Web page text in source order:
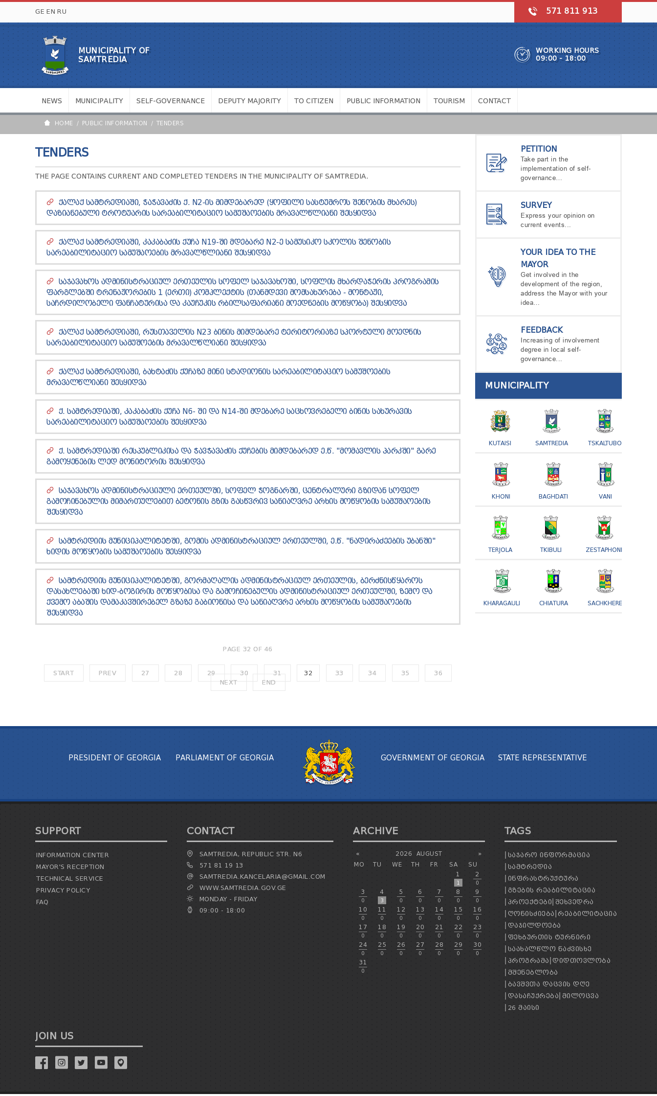
GE EN RU 571 811 913
MUNICIPALITY OF
SAMTREDIA
WORKING HOURS
09:00 - 18:00
NEWS MUNICIPALITY SELF-GOVERNANCE DEPUTY MAJORITY TO CITIZEN PUBLIC INFORMATION TOURISM CONTACT
HOME PUBLIC INFORMATION TENDERS
TENDERS
THE PAGE CONTAINS CURRENT AND COMPLETED TENDERS IN THE MUNICIPALITY OF SAMTREDIA.
ᲥᲐᲚᲐᲥ ᲡᲐᲛᲢᲠᲔᲓᲘᲐᲨᲘ, ᲭᲐᲭᲐᲕᲐᲫᲘᲡ Ქ. N2-ᲘᲡ ᲛᲘᲛᲓᲔᲑᲐᲠᲔᲓ (ᲧᲝᲤᲘᲚᲘ ᲡᲐᲡᲢᲣᲛᲠᲝᲡ ᲨᲔᲜᲝᲑᲘᲡ ᲛᲮᲐᲠᲔᲡ)
ᲓᲐᲖᲘᲐᲜᲔᲑᲣᲚᲘ ᲢᲠᲝᲢᲣᲐᲠᲘᲡ ᲡᲐᲠᲔᲐᲑᲘᲚᲘᲢᲐᲪᲘᲝ ᲡᲐᲛᲣᲨᲐᲝᲔᲑᲘᲡ ᲛᲠᲐᲕᲐᲚᲬᲚᲘᲐᲜᲘ ᲨᲔᲡᲧᲘᲓᲕᲐ
ᲥᲐᲚᲐᲥ ᲡᲐᲛᲢᲠᲔᲓᲘᲐᲨᲘ, ᲙᲐᲙᲐᲑᲐᲫᲘᲡ ᲥᲣᲩᲐ N19-ᲨᲘ ᲛᲓᲔᲑᲐᲠᲔ N2-Ე ᲡᲐᲛᲣᲡᲘᲙᲝ ᲡᲙᲝᲚᲘᲡ ᲨᲔᲜᲝᲑᲘᲡ
ᲡᲐᲠᲔᲐᲑᲘᲚᲘᲢᲐᲪᲘᲝ ᲡᲐᲛᲣᲨᲐᲝᲔᲑᲘᲡ ᲛᲠᲐᲕᲐᲚᲬᲚᲘᲐᲜᲘ ᲨᲔᲡᲧᲘᲓᲕᲐ
ᲡᲐᲯᲐᲕᲐᲮᲝᲡ ᲐᲓᲛᲘᲜᲘᲡᲢᲠᲐᲪᲘᲣᲚ ᲔᲠᲗᲔᲣᲚᲘᲡ ᲡᲝᲤᲔᲚ ᲡᲐᲯᲐᲕᲐᲮᲝᲨᲘ, ᲡᲝᲤᲚᲘᲡ ᲛᲮᲐᲠᲓᲐᲭᲔᲠᲘᲡ ᲞᲠᲝᲒᲠᲐᲛᲘᲡ
ᲤᲐᲠᲒᲚᲔᲑᲨᲘ ᲢᲠᲔᲜᲐᲟᲝᲠᲔᲑᲘᲡ 1 (ᲔᲠᲗᲘ) ᲙᲝᲛᲞᲚᲔᲥᲢᲘᲡ (ᲗᲐᲜᲛᲓᲔᲕᲘ ᲛᲝᲛᲡᲐᲮᲣᲠᲔᲑᲐ - ᲛᲝᲜᲢᲐᲟᲘ,
ᲡᲐᲩᲠᲓᲘᲚᲝᲑᲔᲚᲘ ᲤᲐᲜᲩᲐᲢᲣᲠᲘᲡᲐ ᲓᲐ ᲙᲐᲣᲩᲣᲙᲘᲡ ᲠᲑᲘᲚᲡᲐᲤᲐᲠᲘᲐᲜᲘ ᲛᲝᲔᲓᲜᲔᲑᲘᲡ ᲛᲝᲬᲧᲝᲑᲐ) ᲨᲔᲡᲧᲘᲓᲕᲐ
ᲥᲐᲚᲐᲥ ᲡᲐᲛᲢᲠᲔᲓᲘᲐᲨᲘ, ᲠᲣᲡᲗᲐᲕᲔᲚᲘᲡ N23 ᲑᲘᲜᲘᲡ ᲛᲘᲛᲓᲔᲑᲐᲠᲔ ᲢᲔᲠᲘᲢᲝᲠᲘᲐᲖᲔ ᲡᲞᲝᲠᲢᲣᲚᲘ ᲛᲝᲔᲓᲜᲘᲡ
ᲡᲐᲠᲔᲐᲑᲘᲚᲘᲢᲐᲪᲘᲝ ᲡᲐᲛᲣᲨᲝᲔᲑᲘᲡ ᲛᲠᲐᲕᲐᲚᲬᲚᲘᲐᲜᲘ ᲨᲔᲡᲧᲘᲓᲕᲐ
ᲥᲐᲚᲐᲥ ᲡᲐᲛᲢᲠᲔᲓᲘᲐᲨᲘ, ᲑᲐᲮᲢᲐᲫᲘᲡ ᲥᲣᲩᲐᲖᲔ ᲛᲘᲜᲘ ᲡᲢᲐᲓᲘᲝᲜᲘᲡ ᲡᲐᲠᲔᲐᲑᲘᲚᲘᲢᲐᲪᲘᲝ ᲡᲐᲛᲣᲨᲝᲔᲑᲘᲡ
ᲛᲠᲐᲕᲐᲚᲬᲚᲘᲐᲜᲘ ᲨᲔᲡᲧᲘᲓᲕᲐ
Ქ. ᲡᲐᲛᲢᲠᲔᲓᲘᲐᲨᲘ, ᲙᲐᲙᲐᲑᲐᲫᲘᲡ ᲥᲣᲩᲐ N6- ᲨᲘ ᲓᲐ N14-ᲨᲘ ᲛᲓᲔᲑᲐᲠᲔ ᲡᲐᲪᲮᲝᲕᲠᲔᲑᲔᲚᲘ ᲑᲘᲜᲘᲡ ᲡᲐᲮᲣᲠᲐᲕᲘᲡ
ᲡᲐᲠᲔᲐᲑᲘᲚᲘᲢᲐᲪᲘᲝ ᲡᲐᲛᲣᲨᲐᲝᲔᲑᲘᲡ ᲨᲔᲡᲧᲘᲓᲕᲐ
Ქ. ᲡᲐᲛᲢᲠᲔᲓᲘᲐᲨᲘ ᲠᲔᲡᲞᲣᲑᲚᲘᲙᲘᲡᲐ ᲓᲐ ᲭᲐᲕᲭᲐᲕᲐᲫᲘᲡ ᲥᲣᲩᲔᲑᲘᲡ ᲛᲘᲛᲓᲔᲑᲐᲠᲔᲓ Ე.Წ. "ᲛᲝᲛᲐᲕᲚᲘᲡ ᲞᲐᲠᲙᲨᲘ" ᲒᲐᲠᲔ
ᲒᲐᲛᲝᲧᲔᲜᲔᲑᲘᲡ ᲚᲔᲓ ᲛᲝᲜᲘᲢᲝᲠᲘᲡ ᲨᲔᲡᲧᲘᲓᲕᲐ
ᲡᲐᲯᲐᲕᲐᲮᲝᲡ ᲐᲓᲛᲘᲜᲘᲡᲢᲠᲐᲪᲘᲣᲚᲘ ᲔᲠᲗᲔᲣᲚᲨᲘ, ᲡᲝᲤᲔᲚ ᲭᲝᲒᲜᲐᲠᲨᲘ, ᲪᲔᲜᲢᲠᲐᲚᲣᲠᲘ ᲒᲖᲘᲓᲐᲜ ᲡᲝᲤᲔᲚ
ᲒᲐᲛᲝᲩᲘᲜᲔᲑᲣᲚᲘᲡ ᲛᲘᲛᲐᲠᲗᲣᲚᲔᲑᲘᲗ ᲑᲔᲢᲝᲜᲘᲡ ᲒᲖᲘᲡ ᲒᲐᲡᲬᲕᲠᲘᲕ ᲡᲐᲜᲘᲐᲦᲕᲠᲔ ᲐᲠᲮᲘᲡ ᲛᲝᲬᲧᲝᲑᲘᲡ ᲡᲐᲛᲣᲨᲐᲝᲔᲑᲘᲡ
ᲨᲔᲡᲧᲘᲓᲕᲐ
ᲡᲐᲛᲢᲠᲔᲓᲘᲘᲡ ᲛᲣᲜᲘᲪᲘᲞᲐᲚᲘᲢᲔᲢᲨᲘ, ᲒᲝᲛᲘᲡ ᲐᲓᲛᲘᲜᲘᲡᲢᲠᲐᲪᲘᲣᲚ ᲔᲠᲗᲔᲣᲚᲨᲘ, Ე.Წ. "ᲜᲐᲓᲘᲠᲐᲫᲔᲔᲑᲘᲡ ᲣᲑᲐᲜᲨᲘ"
ᲮᲘᲓᲘᲡ ᲛᲝᲬᲧᲝᲑᲘᲡ ᲡᲐᲛᲣᲨᲐᲝᲔᲑᲘᲡ ᲨᲔᲡᲧᲘᲓᲕᲐ
ᲡᲐᲛᲢᲠᲔᲓᲘᲘᲡ ᲛᲣᲜᲘᲪᲘᲞᲐᲚᲘᲢᲔᲢᲨᲘ, ᲒᲝᲠᲛᲐᲦᲐᲚᲘᲡ ᲐᲓᲛᲘᲜᲘᲡᲢᲠᲐᲪᲘᲣᲚ ᲔᲠᲗᲔᲣᲚᲘᲡ, ᲑᲔᲠᲫᲜᲘᲡᲬᲧᲐᲠᲝᲡ
ᲓᲐᲡᲐᲮᲚᲔᲑᲐᲨᲘ ᲮᲘᲓ-ᲑᲝᲒᲘᲠᲘᲡ ᲛᲝᲬᲧᲝᲑᲘᲡᲐ ᲓᲐ ᲒᲐᲛᲝᲩᲘᲜᲔᲑᲣᲚᲘᲡ ᲐᲓᲛᲘᲜᲘᲡᲢᲠᲐᲪᲘᲣᲚ ᲔᲠᲗᲔᲣᲚᲨᲘ, ᲖᲔᲛᲝ ᲓᲐ
ᲥᲕᲔᲛᲝ ᲐᲑᲐᲨᲘᲡ ᲓᲐᲛᲐᲙᲐᲕᲨᲘᲠᲔᲑᲔᲚ ᲒᲖᲐᲖᲔ ᲒᲐᲑᲘᲝᲜᲘᲡᲐ ᲓᲐ ᲡᲐᲜᲘᲐᲦᲕᲠᲔ ᲐᲠᲮᲘᲡ ᲛᲝᲬᲧᲝᲑᲘᲡ ᲡᲐᲛᲣᲨᲐᲝᲔᲑᲘᲡ
ᲨᲔᲡᲧᲘᲓᲕᲐ
PAGE 32 OF 46
START PREV 27 28 29 30 31 32 33 34 35
36
NEXT
END
PETITION
Take part in the
implementation of self-
governance…
SURVEY
Express your opinion on
current events...
YOUR IDEA TO THE
MAYOR
Get involved in the
development of the region,
address the Mayor with your
idea…
FEEDBACK
Increasing of involvement
degree in local self-
governance...
MUNICIPALITY
KUTAISI SAMTREDIA TSKALTUBO
KHONI BAGHDATI VANI
TERJOLA TKIBULI ZESTAPHONI
KHARAGAULI CHIATURA SACHKHERE
PRESIDENT OF GEORGIA PARLIAMENT OF GEORGIA GOVERNMENT OF GEORGIA STATE REPRESENTATIVE
SUPPORT
INFORMATION CENTER
MAYOR'S RECEPTION
TECHNICAL SERVICE
PRIVACY POLICY
FAQ
CONTACT
SAMTREDIA, REPUBLIC STR. N6
571 81 19 13
SAMTREDIA.KANCELARIA@GMAIL.COM
WWW.SAMTREDIA.GOV.GE
MONDAY - FRIDAY
09:00 - 18:00
ARCHIVE
« »
2026
AUGUST
MO
TU WE TH FR SA
SU
1
1
2
0
3
0
4
3
5
0
6
0
7
0
8
0
9
0
10
0
11
0
12
0
13
0
14
0
15
0
16
0
17
0
18
0
19
0
20
0
21
0
22
0
23
0
24
0
25
0
26
0
27
0
28
0
29
0
30
0
31
0
TAGS
ᲡᲐᲯᲐᲠᲝ ᲘᲜᲤᲝᲠᲛᲐᲪᲘᲐ
ᲡᲐᲛᲢᲠᲔᲓᲘᲐ
ᲘᲜᲤᲠᲐᲡᲢᲠᲣᲥᲢᲣᲠᲐ
ᲒᲖᲔᲑᲘᲡ ᲠᲔᲐᲑᲘᲚᲘᲢᲐᲪᲘᲐ
ᲞᲠᲝᲔᲥᲢᲔᲑᲘ ᲨᲔᲮᲕᲔᲓᲠᲐ
ᲦᲝᲜᲘᲡᲫᲘᲔᲑᲐ ᲠᲔᲐᲑᲘᲚᲘᲢᲐᲪᲘᲐ
ᲓᲐᲯᲘᲚᲓᲝᲔᲑᲐ
ᲤᲔᲮᲑᲣᲠᲗᲘᲡ ᲢᲣᲠᲜᲘᲠᲘ
ᲡᲐᲐᲮᲐᲚᲬᲚᲝ ᲜᲐᲫᲕᲘᲡᲮᲔ
ᲞᲠᲝᲒᲠᲐᲛᲐ ᲓᲘᲓᲗᲝᲕᲚᲝᲑᲐ
ᲛᲨᲔᲜᲔᲑᲚᲝᲑᲐ
ᲑᲐᲕᲨᲕᲗᲐ ᲓᲐᲪᲕᲘᲡ ᲓᲦᲔ
ᲓᲐᲡᲐᲩᲣᲥᲠᲔᲑᲐ ᲛᲘᲚᲝᲪᲕᲐ
26 ᲛᲐᲘᲡᲘ
JOIN US